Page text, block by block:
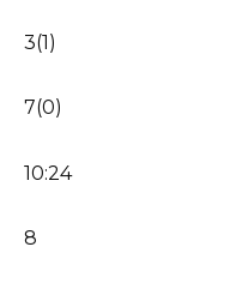
3(1)
7(0)
10:24
8